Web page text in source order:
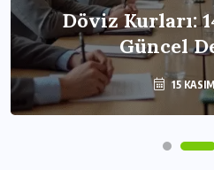
Döviz Kurları:
Güncel
15